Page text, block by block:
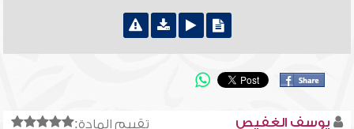
تقييم المادة: يوسف الغفيص